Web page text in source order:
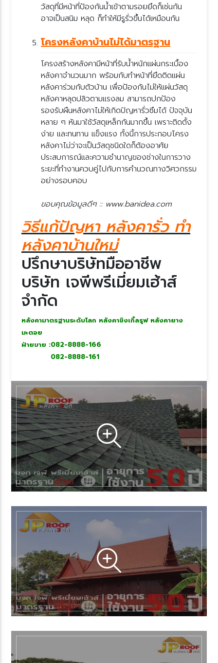
วัสดุที่มีหน้าที่ป้องกันน้ำเข้าตามรอยยึดก็เช่นกัน
อาจเป็นสนิม หลุด ก็ทำให้มีรูรั่วขึ้นได้เหมือนกัน
ครงหลังคาบ้านไม่ได้มาตรฐาน
ครงสร้างหลังคามีหน้าที่รับน้ำหนักแผ่นกระเบื้อง
หลังคาจำนวนมาก พร้อมกับทำหน้าที่ยึดติดแผ่น
หลังคาร่วมกับตัวบ้าน เพื่อป้องกันไม่ให้แผ่นวัสดุ
หลังคาหลุดปลิวตามแรงลม สามารถปกป้อง
รองรับผืนหลังคาไม่ให้เกิดปัญหารั่วซึมได้ ปัจจุบัน
หลาย ๆ หันมาใช้วัสดุเหล็กกันมากขึ้น เพราะติดตั้ง
ง่าย และทนทาน แข็งแรง ทั้งนี้การประกอบโครง
หลังคาไม่ว่าจะเป็นวัสดุชนิดใดก็ต้องอาศั
ประสบการณ์และความชำนาญของช่างในการวาง
ระยะที่ทำงานควบคู่ไปกับการคำนวณทางวิศวกรรม
อย่างรอบคอบ
ขอบคุณข้อมูลดีๆ :: www.banidea.com
วิธีแก้ปัญหา หลังคารั่ว ทำ
หลังคาบ้านใหม่
ปรึกษาบริษัทมืออาชีพ
บริษัท เจพีพรีเมี่ยมเฮ้าส์
จำกัด
หลังคามาตรฐานระดับโลก หลังคาชิงเกิ้ลรูฟ หลังคายาง
มะตอ
ฝ่ายขาย :082-8888-166
082-8888-161